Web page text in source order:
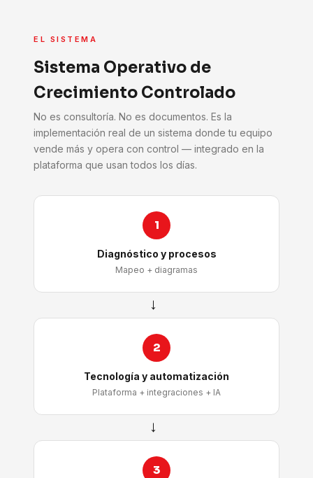
EL SISTEMA
Sistema Operativo de
Crecimiento Controlado
No es consultoría. No es documentos. Es la
implementación real de un sistema donde tu equipo
vende más y opera con control — integrado en la
plataforma que usan todos los días.
1
Diagnóstico y procesos
Mapeo + diagramas
→
2
Tecnología y automatización
Plataforma + integraciones + IA
→
3